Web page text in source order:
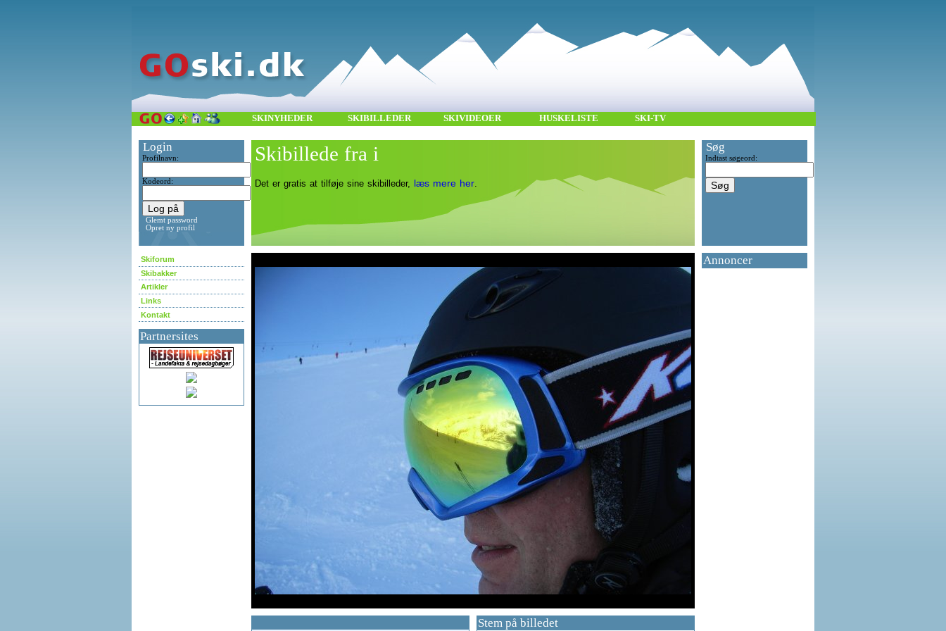
SKINYHEDER SKIBILLEDER SKIVIDEOER HUSKELISTE SKI-TV
Login
Profilnavn:
Kodeord:
Glemt password
Opret ny profil
Skiforum
Skibakker
Artikler
Links
Kontakt
Partnersites
Skibillede fra i
Det er gratis at tilføje sine skibilleder, læs mere her.
Stem på billedet
Søg
Indtast søgeord:
Annoncer